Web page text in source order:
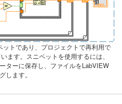
トであり、プロジェクトで再利用で
ます。スニペットを使用するには、
ターに保存し、ファイルをLabVIEW
します。